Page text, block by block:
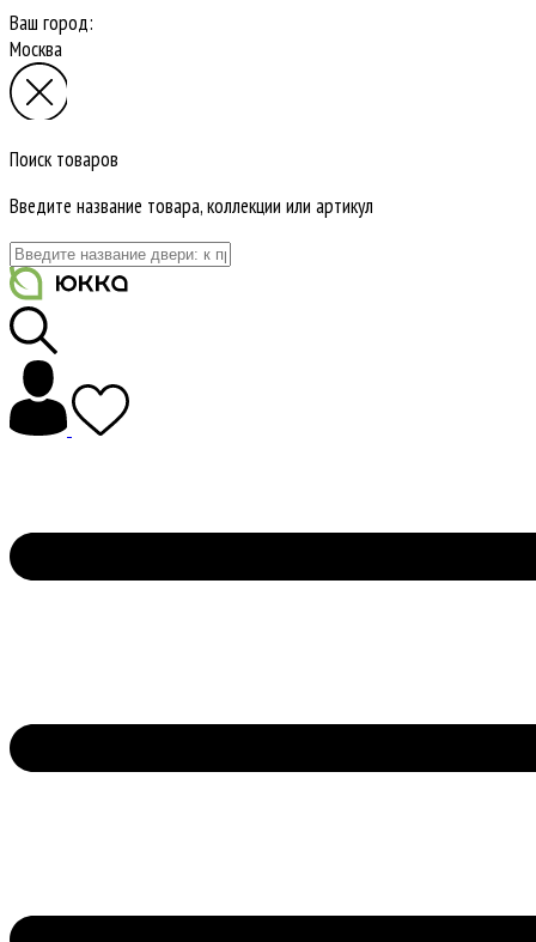
Ваш город:
Москва
Поиск товаров
Введите название товара, коллекции или артикул